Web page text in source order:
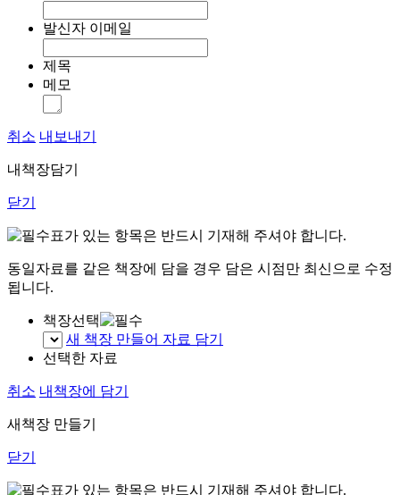
발신자 이메일
제목
메모
취소 내보내기
내책장담기
닫기
표가 있는 항목은 반드시 기재해 주셔야 합니다.
동일자료를 같은 책장에 담을 경우 담은 시점만 최신으로 수정
됩니다.
책장선택
새 책장 만들어 자료 담기
선택한 자료
취소 내책장에 담기
새책장 만들기
닫기
표가 있는 항목은 반드시 기재해 주셔야 합니다.